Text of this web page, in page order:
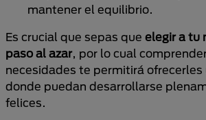
mantener el equilibrio.
Es crucial que sepas que elegir a tu
paso al azar, por lo cual
necesidades te permitirá ofrecerles
donde puedan desarrollarse
felices.